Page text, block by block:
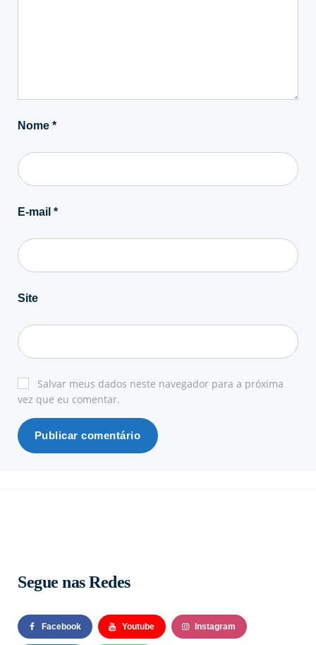
Nome *
E-mail *
Site
Salvar meus dados neste navegador para a próxima
vez que eu comentar.
Segue nas Redes
Facebook Youtube Instagram